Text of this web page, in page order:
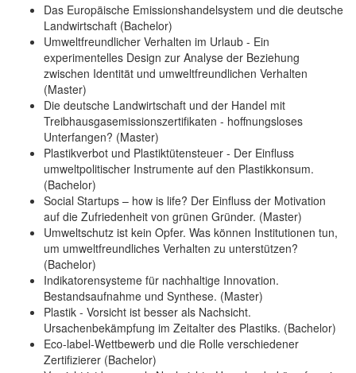
Das Europäische Emissionshandelsystem und die deutsche
Landwirtschaft (Bachelor)
Umweltfreundlicher Verhalten im Urlaub - Ein
experimentelles Design zur Analyse der Beziehung
zwischen Identität und umweltfreundlichen Verhalten
(Master)
Die deutsche Landwirtschaft und der Handel mit
Treibhausgasemissionszertifikaten - hoffnungsloses
Unterfangen? (Master)
Plastikverbot und Plastiktütensteuer - Der Einfluss
umweltpolitischer Instrumente auf den Plastikkonsum.
(Bachelor)
Social Startups – how is life? Der Einfluss der Motivation
auf die Zufriedenheit von grünen Gründer. (Master)
Umweltschutz ist kein Opfer. Was können Institutionen tun,
um umweltfreundliches Verhalten zu unterstützen?
(Bachelor)
Indikatorensysteme für nachhaltige Innovation.
Bestandsaufnahme und Synthese. (Master)
Plastik - Vorsicht ist besser als Nachsicht.
Ursachenbekämpfung im Zeitalter des Plastiks. (Bachelor)
Eco-label-Wettbewerb und die Rolle verschiedener
Zertifizierer (Bachelor)